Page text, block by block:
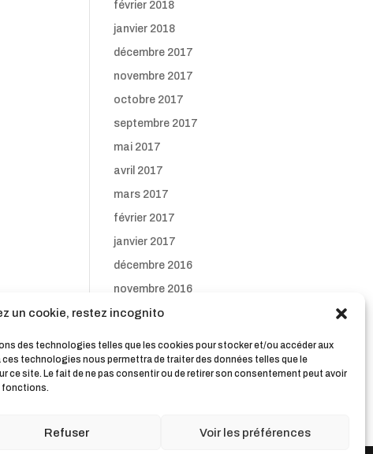
un cookie, restez incognito
des technologies telles que les cookies pour stocker et/ou accéder aux
technologies nous permettra de traiter des données telles que le
ce site. Le fait de ne pas consentir ou de retirer son consentement peut avoir
fonctions.
Refuser Voir les préférences
février 2018
janvier 2018
décembre 2017
novembre 2017
octobre 2017
septembre 2017
mai 2017
avril 2017
mars 2017
février 2017
janvier 2017
décembre 2016
novembre 2016
octobre 2016